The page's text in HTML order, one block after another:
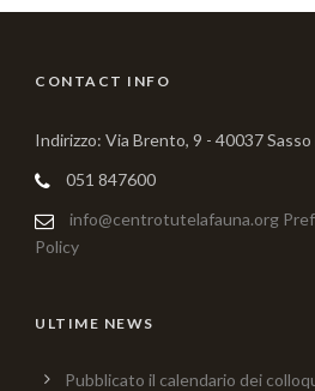
CONTACT INFO
Indirizzo: Via Brento, 9 - 40037
051 847600
info@centrotutelafauna.org
Policy
ULTIME NEWS
Pubblicato il calendario dei